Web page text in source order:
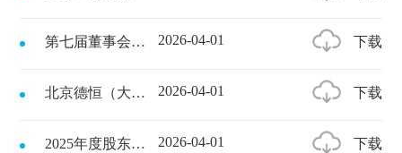
第七届董事会第七次会议决议的公告 2026-04-01 下载
北京德恒（大连）律师事务所关于吉林亚联发展科技股份有限公司2025年度股东会的法律意见书 2026-04-01 下载
2025年度股东会决议公告 2026-04-01 下载